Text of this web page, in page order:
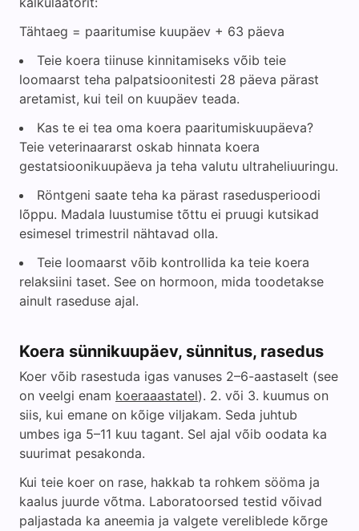
Tähtaeg = paaritumise kuupäev + 63 päeva
Teie koera tiinuse kinnitamiseks võib teie
loomaarst teha palpatsioonitesti 28 päeva pärast
aretamist, kui teil on kuupäev teada.
Kas te ei tea oma koera paaritumiskuupäeva?
Teie veterinaararst oskab hinnata koera
gestatsioonikuupäeva ja teha valutu ultraheliuuringu.
Röntgeni saate teha ka pärast rasedusperioodi
lõppu. Madala luustumise tõttu ei pruugi kutsikad
esimesel trimestril nähtavad olla.
Teie loomaarst võib kontrollida ka teie koera
relaksiini taset. See on hormoon, mida toodetakse
ainult raseduse ajal.
Koera sünnikuupäev, sünnitus, rasedus
Koer võib rasestuda igas vanuses 2–6-aastaselt (see
on veelgi enam koeraaastatel). 2. või 3. kuumus on
siis, kui emane on kõige viljakam. Seda juhtub
umbes iga 5–11 kuu tagant. Sel ajal võib oodata ka
suurimat pesakonda.
Kui teie koer on rase, hakkab ta rohkem sööma ja
kaalus juurde võtma. Laboratoorsed testid võivad
paljastada ka aneemia ja valgete vereliblede kõrge